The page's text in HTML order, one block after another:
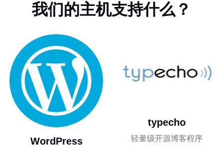
我们的主机支持什么？
WordPress
typecho
轻量级开源博客程序